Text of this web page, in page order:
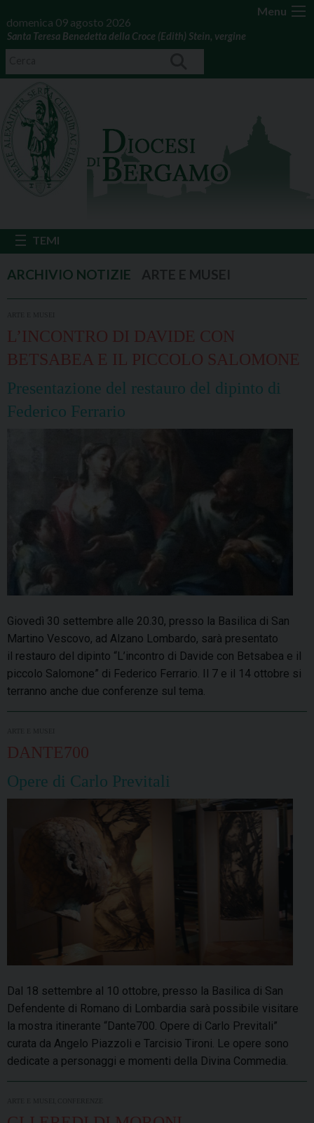
Menu
domenica 09 agosto 2026
Santa Teresa Benedetta della Croce (Edith) Stein, vergine
L’INCONTRO DI DAVIDE CON
BETSABEA E IL PICCOLO SALOMONE
Presentazione del restauro del dipinto di
Federico Ferrario
Giovedì 30 settembre alle 20.30, presso la Basilica di San
Martino Vescovo, ad Alzano Lombardo, sarà presentato
il restauro del dipinto “L’incontro di Davide con Betsabea e il
piccolo Salomone” di Federico Ferrario. Il 7 e il 14 ottobre si
terranno anche due conferenze sul tema.
DANTE700
Opere di Carlo Previtali
Dal 18 settembre al 10 ottobre, presso la Basilica di San
Defendente di Romano di Lombardia sarà possibile visitare
la mostra itinerante “Dante700. Opere di Carlo Previtali”
curata da Angelo Piazzoli e Tarcisio Tironi. Le opere sono
dedicate a personaggi e momenti della Divina Commedia.